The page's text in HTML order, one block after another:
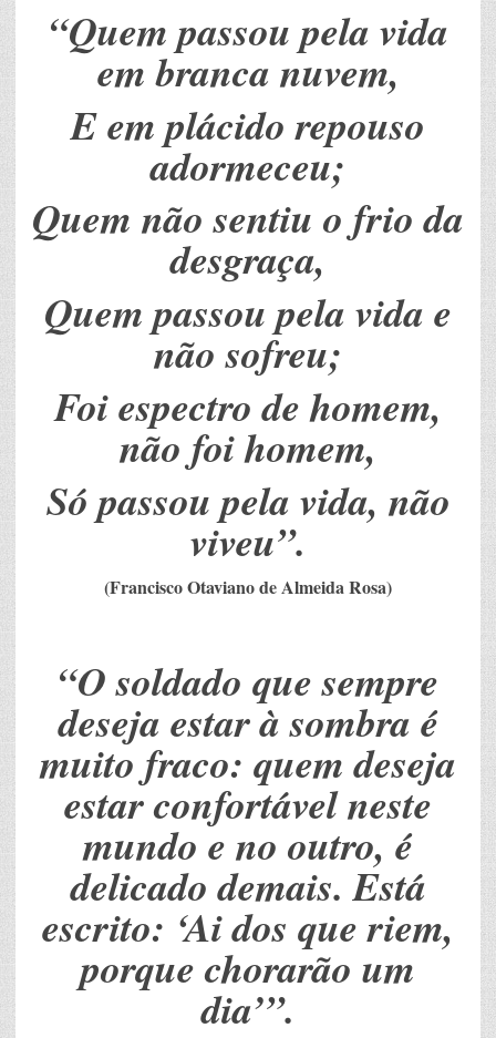
“Quem passou pela vida
em branca nuvem,
E em plácido repouso
adormeceu;
Quem não sentiu o frio da
desgraça,
Quem passou pela vida e
não sofreu;
Foi espectro de homem,
não foi homem,
Só passou pela vida, não
viveu”.
(Francisco Otaviano de Almeida Rosa)
“O soldado que sempre
deseja estar à sombra é
muito fraco: quem deseja
estar confortável neste
mundo e no outro, é
delicado demais. Está
escrito: ‘Ai dos que riem,
porque chorarão um
dia’”.